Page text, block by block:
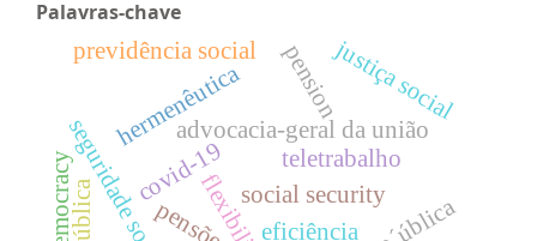
Palavras-chave
teletrabalho
advocacia-geral da união
covid-19
eficiência
seguridade social social security
pension
hermenêutica
pensões
justiça social
democracy
previdência social